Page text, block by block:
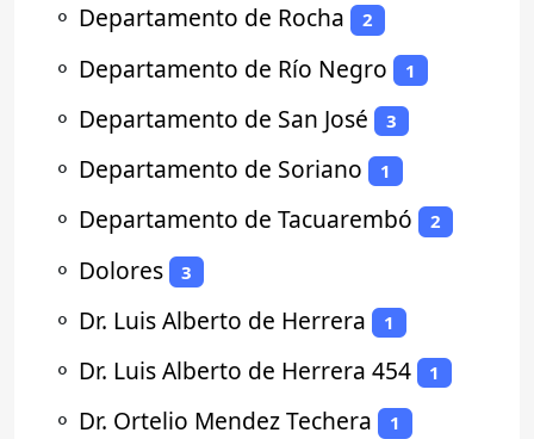
⚬ Departamento de Rocha 2
⚬ Departamento de Río Negro 1
⚬ Departamento de San José 3
⚬ Departamento de Soriano 1
⚬ Departamento de Tacuarembó 2
⚬ Dolores 3
⚬ Dr. Luis Alberto de Herrera 1
⚬ Dr. Luis Alberto de Herrera 454 1
⚬ Dr. Ortelio Mendez Techera 1